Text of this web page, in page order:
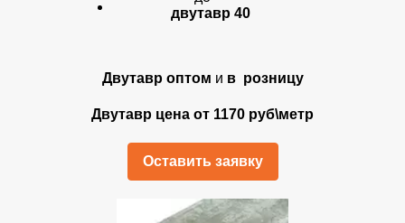
двутавр 40
Двутавр оптом и в розницу
Двутавр цена от 1170 руб\метр
Оставить заявку